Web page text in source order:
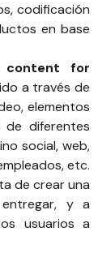
codificación
en base
content for
a través de
elementos
diferentes
social, web,
etc.
de crear una
y a
usuarios a